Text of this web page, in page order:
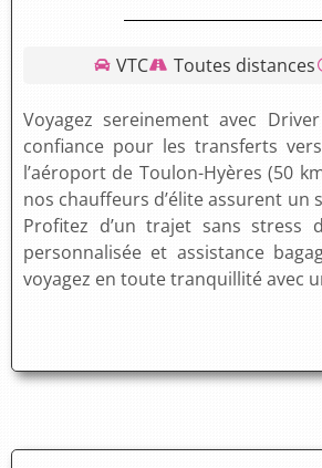
VTC Toutes distances
Voyagez sereinement avec
confiance pour les transferts
l’aéroport de Toulon-Hyères (50
nos chauffeurs d’élite assurent un
Profitez d’un trajet sans stress
personnalisée et assistance
voyagez en toute tranquillité avec